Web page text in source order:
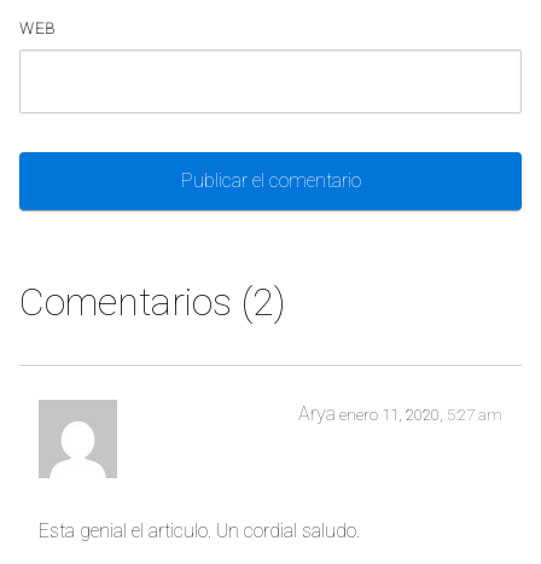
WEB
Comentarios (2)
Arya enero 11, 2020, 5:27 am
Esta genial el articulo. Un cordial saludo.